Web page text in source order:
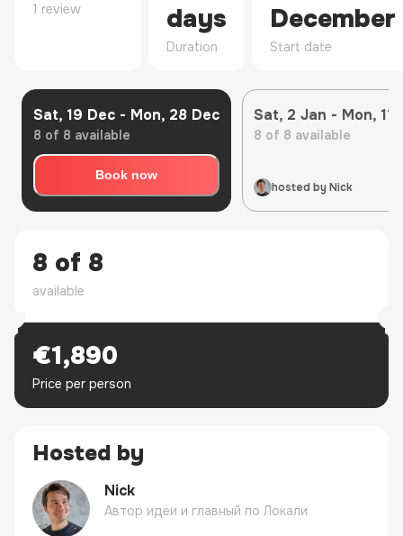
1 review
days
Duration
December
Start date
Sat, 19 Dec - Mon, 28 Dec
8 of 8 available
Book now
Sat, 2 Jan - Mon, 11
8 of 8 available
hosted by Nick
8 of 8
available
€1,890
Price per person
Hosted by
Nick
Автор идеи и главный по Локали